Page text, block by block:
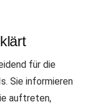
für die
Sie informieren
auftreten,